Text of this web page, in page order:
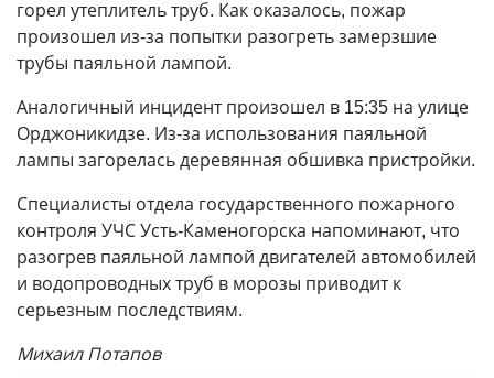
горел утеплитель труб. Как оказалось, пожар
произошел из-за попытки разогреть замерзшие
трубы паяльной лампой.
Аналогичный инцидент произошел в 15:35 на улице
Орджоникидзе. Из-за использования паяльной
лампы загорелась деревянная обшивка пристройки.
Специалисты отдела государственного пожарного
контроля УЧС Усть-Каменогорска напоминают, что
разогрев паяльной лампой двигателей автомобилей
и водопроводных труб в морозы приводит к
серьезным последствиям.
Михаил Потапов